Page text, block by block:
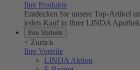
Ihre Produkte
Entdecken Sie unsere Top-Artikel
jeden Kauf in Ihrer LINDA
Ihre Vorteile
< Zurück
Ihre Vorteile
LINDA Aktion